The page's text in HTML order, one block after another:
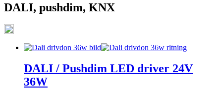
DALI, pushdim, KNX
DALI / Pushdim LED driver 24V
36W